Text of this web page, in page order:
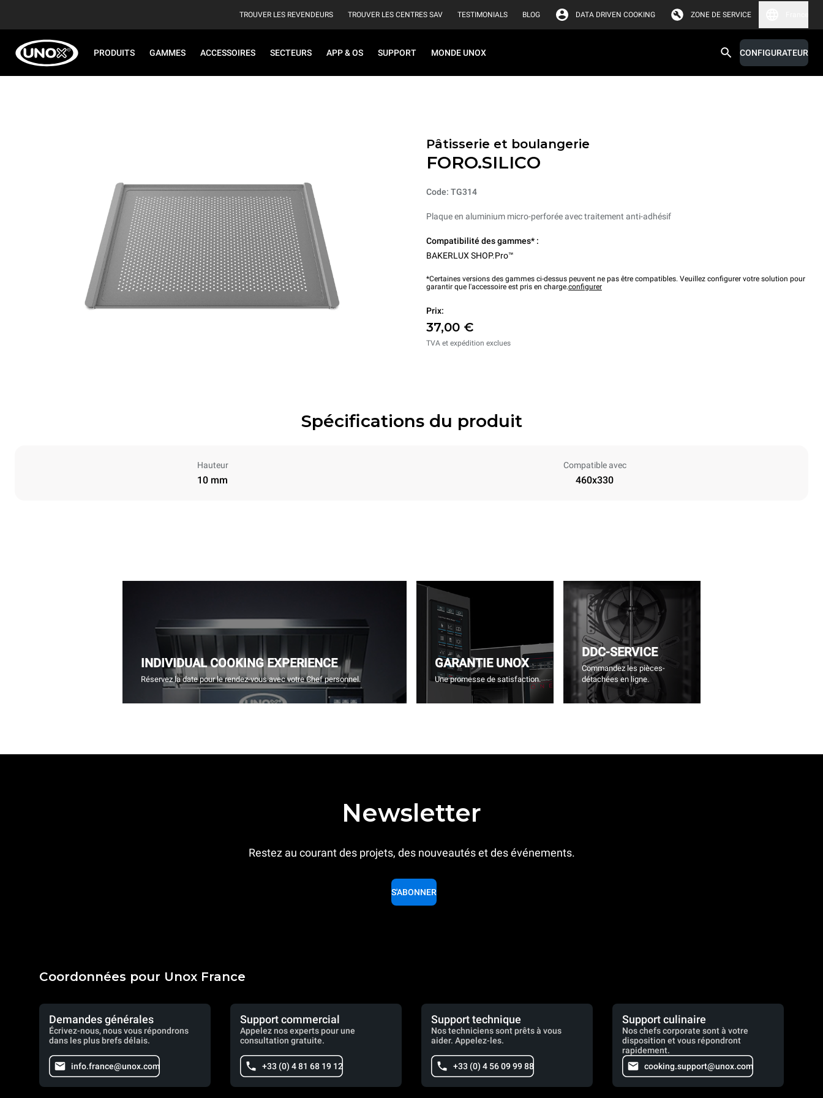
TROUVER LES REVENDEURS TROUVER LES CENTRES SAV TESTIMONIALS BLOG DATA DRIVEN COOKING ZONE DE SERVICE
PRODUITS GAMMES ACCESSOIRES SECTEURS APP & OS SUPPORT MONDE UNOX CONFIGURATEUR
Pâtisserie et boulangerie
FORO.SILICO
Code: TG314
Plaque en aluminium micro-perforée avec traitement anti-adhésif
Compatibilité des gammes* :
BAKERLUX SHOP.Pro™
*Certaines versions des gammes ci-dessus peuvent ne pas être compatibles. Veuillez configurer votre solution pour
garantir que l'accessoire est pris en charge.configurer
Prix:
37,00 €
TVA et expédition exclues
Spécifications du produit
Hauteur
10 mm
Compatible avec
460x330
INDIVIDUAL COOKING EXPERIENCE
Réservez la date pour le rendez-vous avec votre Chef personnel.
GARANTIE UNOX
Une promesse de satisfaction.
DDC-SERVICE
Commandez les pièces-
détachées en ligne.
Newsletter
Restez au courant des projets, des nouveautés et des événements.
S'ABONNER
Coordonnées pour Unox France
Demandes générales
Écrivez-nous, nous vous répondrons
dans les plus brefs délais.
info.france@unox.com
Support commercial
Appelez nos experts pour une
consultation gratuite.
+33 (0) 4 81 68 19 12
Support technique
Nos techniciens sont prêts à vous
aider. Appelez-les.
+33 (0) 4 56 09 99 88
Support culinaire
Nos chefs corporate sont à votre
disposition et vous répondront
rapidement.
cooking.support@unox.com